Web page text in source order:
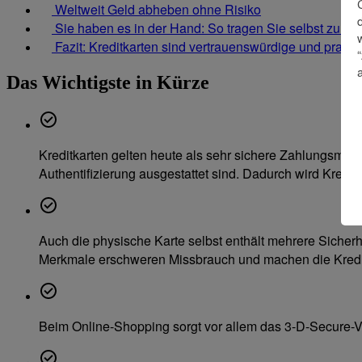
Weltweit Geld abheben ohne Risiko
Sie haben es in der Hand: So tragen Sie selbst zur
Fazit: Kreditkarten sind vertrauenswürdige und
Das Wichtigste in Kürze
Kreditkarten gelten heute als sehr sichere
Authentifizierung ausgestattet sind. Dadurch wird
Auch die physische Karte selbst enthält mehrere
Merkmale erschweren Missbrauch und machen die
Beim Online-Shopping sorgt vor allem das 3-D-